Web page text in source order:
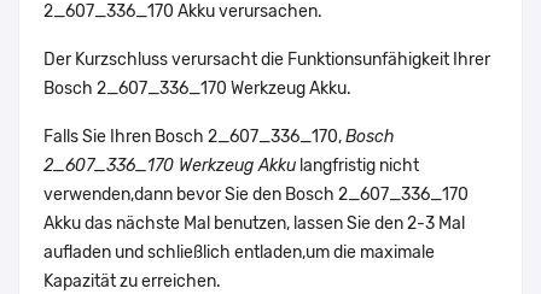
2_607_336_170 Akku verursachen.
Der Kurzschluss verursacht die Funktionsunfähigkeit Ihrer
Bosch 2_607_336_170 Werkzeug Akku.
Falls Sie Ihren Bosch 2_607_336_170,Bosch
2_607_336_170 Werkzeug Akku langfristig nicht
verwenden,dann bevor Sie den Bosch 2_607_336_170
Akku das nächste Mal benutzen, lassen Sie den 2-3 Mal
aufladen und schließlich entladen,um die maximale
Kapazität zu erreichen.